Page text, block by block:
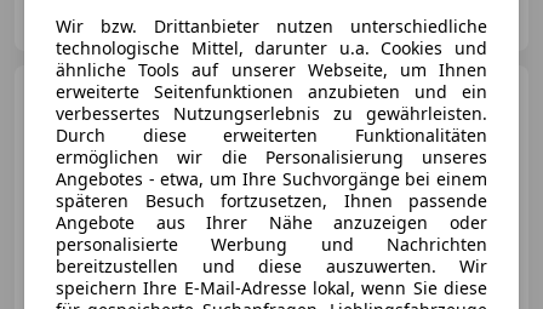
AT-5020 Salzburg
Porsche 911 911 E 2,2
€ 109 600
Wir bzw. Drittanbieter nutzen unterschiedliche
technologische Mittel, darunter u.a. Cookies und
ähnliche Tools auf unserer Webseite, um Ihnen
erweiterte Seitenfunktionen anzubieten und ein
verbessertes Nutzungserlebnis zu gewährleisten.
Durch diese erweiterten Funktionalitäten
ermöglichen wir die Personalisierung unseres
Angebotes - etwa, um Ihre Suchvorgänge bei einem
späteren Besuch fortzusetzen, Ihnen passende
Angebote aus Ihrer Nähe anzuzeigen oder
personalisierte Werbung und Nachrichten
bereitzustellen und diese auszuwerten. Wir
speichern Ihre E-Mail-Adresse lokal, wenn Sie diese